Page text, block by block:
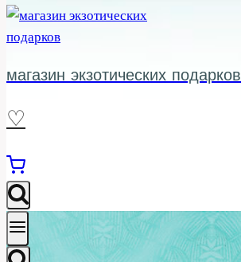
магазин экзотических подарков
♡